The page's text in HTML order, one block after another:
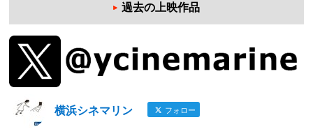
過去の上映作品
横浜シネマリン フォロー